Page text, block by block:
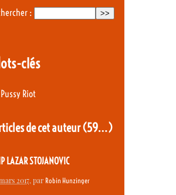
:
clés
Pussy Riot
de cet auteur(59…)
LAZAR STOJANOVIC
2017, par Robin Hunzinger